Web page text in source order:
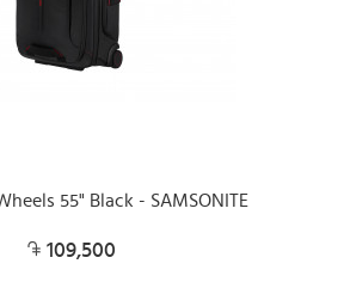
55" Black - SAMSONITE
109,500